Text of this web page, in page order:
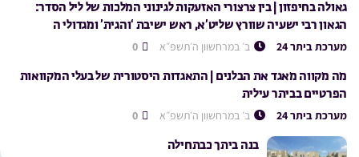
גאולה בחיפזון | בין צרצורי האזעקות לגינוני המלכות של ליל הסדר:
הגאון רבי ישעיה שוורץ שליט’א, ראש ישיבת ‘והגית’ ומגדולי ה
מערכת ביתר 24 ב׳ במרחשוון ה׳תשפ״א
מה מקווה מאגד את הבלנים | התאגדות היסטורית של בעלי המקוואות
הפרטיים בביתר עילית
מערכת ביתר 24 ב׳ במרחשוון ה׳תשפ״א
בנה ביתך כבתחילה